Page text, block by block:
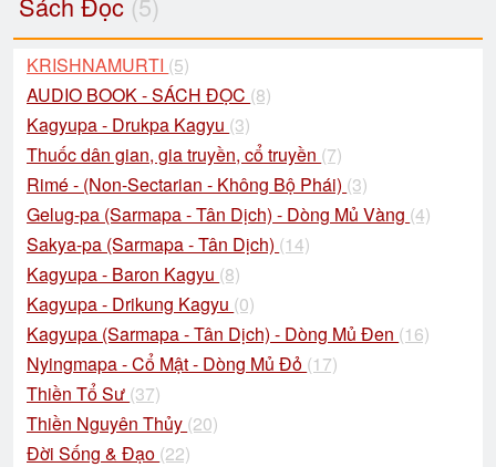
KRISHNAMURTI (5)
AUDIO BOOK - SÁCH ĐỌC (8)
Kagyupa - Drukpa Kagyu (3)
Thuốc dân gian, gia truyền, cổ truyền (7)
Rimé - (Non-Sectarian - Không Bộ Phái) (3)
Gelug-pa (Sarmapa - Tân Dịch) - Dòng Mủ Vàng (4)
Sakya-pa (Sarmapa - Tân Dịch) (14)
Kagyupa - Baron Kagyu (8)
Kagyupa - Drikung Kagyu (0)
Kagyupa (Sarmapa - Tân Dịch) - Dòng Mủ Đen (16)
Nyingmapa - Cổ Mật - Dòng Mủ Đỏ (17)
Thiền Tổ Sư (37)
Thiền Nguyên Thủy (20)
Đời Sống & Đạo (22)